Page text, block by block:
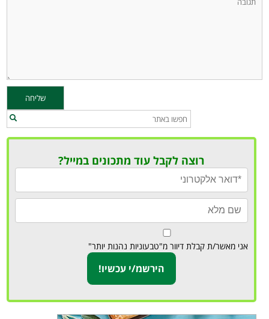
רוצה לקבל עוד מתכונים במייל?
אני מאשר/ת קבלת דיוור מ"טבעוניות נהנות יותר"